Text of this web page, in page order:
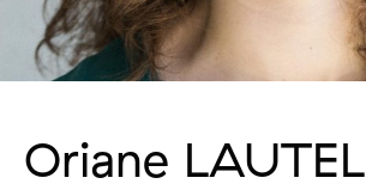
Oriane LAUTEL